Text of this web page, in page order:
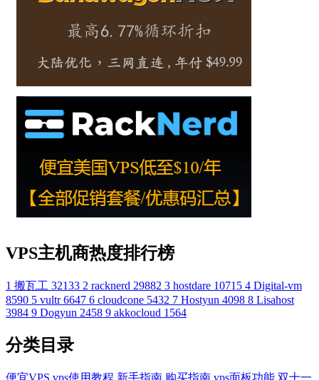
VPS主机商热度排行榜
1 搬瓦工 32133 2 racknerd 29882 3 hostdare 10715 4 Digital-vm
8590 5 vultr 6647 6 cloudcone 5432 7 Hostyun 4098 8 Lisahost
3984 9 Dogyun 2458 9 akkocloud 1564
分类目录
便宜VPS vps使用教程 新手指南 购买指南 vps面板功能 双十一